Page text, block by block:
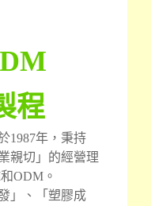
程
1987年，秉持
親切」的經營理
ODM。
」、「塑膠成